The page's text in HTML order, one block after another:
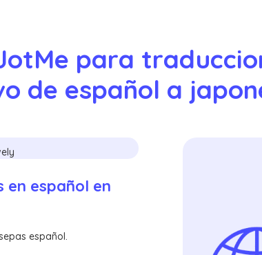
para
de español a
en español en
español.